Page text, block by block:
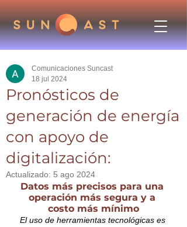
Pronósticos de
generación de energía
con apoyo de
digitalización:
Comunicaciones Suncast
18 jul 2024
Actualizado: 5 ago 2024
Datos más precisos para una
operación más segura y a
costo más mínimo
El uso de herramientas tecnológicas es